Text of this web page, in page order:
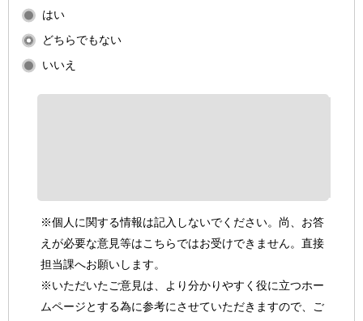
はい
どちらでもない
いいえ
※個人に関する情報は記入しないでください。尚、お答
えが必要な意見等はこちらではお受けできません。直接
担当課へお願いします。
※いただいたご意見は、より分かりやすく役に立つホー
ムページとする為に参考にさせていただきますので、ご